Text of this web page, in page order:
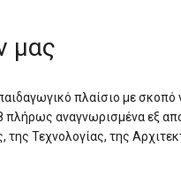
μας
πλαίσιο με
πλήρως αναγνωρισμένα εξ
Τεχνολογίας, της